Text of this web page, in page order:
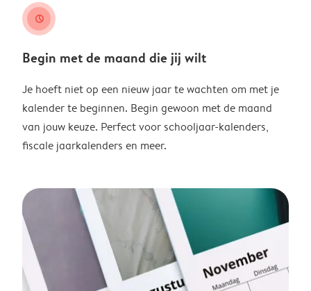
clock
Begin met de maand die jij wilt
Je hoeft niet op een nieuw jaar te wachten om met je
kalender te beginnen. Begin gewoon met de maand
van jouw keuze. Perfect voor schooljaar-kalenders,
fiscale jaarkalenders en meer.